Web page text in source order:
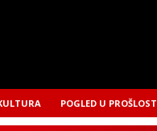
POGLED U PROŠLOST